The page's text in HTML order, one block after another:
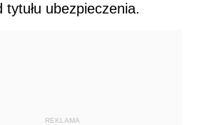
tytułu ubezpieczenia.
REKLAMA